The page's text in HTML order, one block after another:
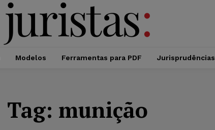
Modelos Ferramentas para PDF Jurisprudências
Tag: munição